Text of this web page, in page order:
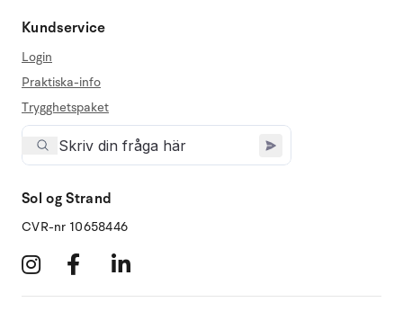
Kundservice
Login
Praktiska-info
Trygghetspaket
Sol og Strand
CVR-nr 10658446